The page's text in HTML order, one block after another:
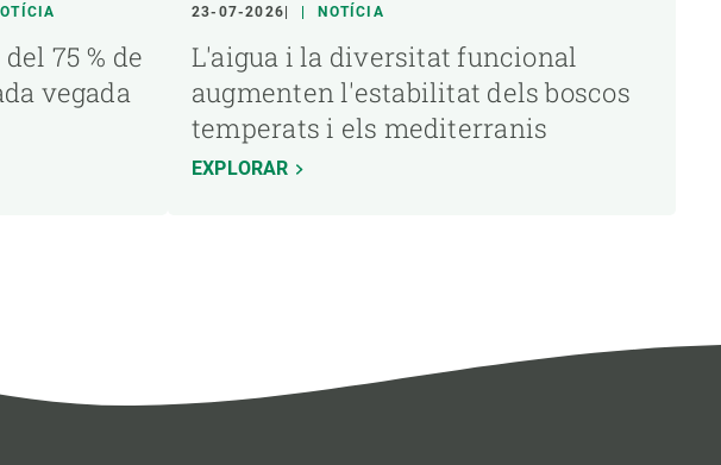
75 % de
vegada
23-07-2026 NOTÍCIA
L'aigua i la diversitat funcional
augmenten l'estabilitat dels boscos
temperats i els mediterranis
EXPLORAR